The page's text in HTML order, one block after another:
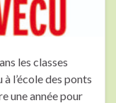
les classes
l’école des ponts
une année pour